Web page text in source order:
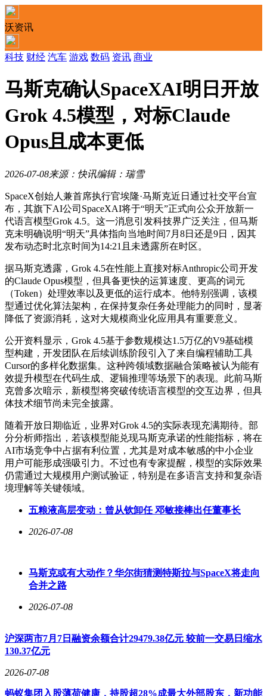
沃资讯
科技 财经 汽车 游戏 数码 资讯 商业
马斯克确认SpaceXAI明日开放
Grok 4.5模型，对标Claude
Opus且成本更低
2026-07-08来源：快讯编辑：瑞雪
SpaceX创始人兼首席执行官埃隆·马斯克近日通过社交平台宣
布，其旗下AI公司SpaceXAI将于“明天”正式向公众开放新一
代语言模型Grok 4.5。这一消息引发科技界广泛关注，但马斯
克未明确说明“明天”具体指向当地时间7月8日还是9日，因其
发布动态时北京时间为14:21且未透露所在时区。
据马斯克透露，Grok 4.5在性能上直接对标Anthropic公司开发
的Claude Opus模型，但具备更快的运算速度、更高的词元
（Token）处理效率以及更低的运行成本。他特别强调，该模
型通过优化算法架构，在保持复杂任务处理能力的同时，显著
降低了资源消耗，这对大规模商业化应用具有重要意义。
公开资料显示，Grok 4.5基于参数规模达1.5万亿的V9基础模
型构建，开发团队在后续训练阶段引入了来自编程辅助工具
Cursor的多样化数据集。这种跨领域数据融合策略被认为能有
效提升模型在代码生成、逻辑推理等场景下的表现。此前马斯
克曾多次暗示，新模型将突破传统语言模型的交互边界，但具
体技术细节尚未完全披露。
随着开放日期临近，业界对Grok 4.5的实际表现充满期待。部
分分析师指出，若该模型能兑现马斯克承诺的性能指标，将在
AI市场竞争中占据有利位置，尤其是对成本敏感的中小企业
用户可能形成强吸引力。不过也有专家提醒，模型的实际效果
仍需通过大规模用户测试验证，特别是在多语言支持和复杂语
境理解等关键领域。
五粮液高层变动：曾从钦卸任 邓敏接棒出任董事长
2026-07-08
马斯克或有大动作？华尔街猜测特斯拉与SpaceX将走向
合并之路
2026-07-08
沪深两市7月7日融资余额合计29479.38亿元 较前一交易日缩水
130.37亿元
2026-07-08
蚂蚁集团入股薄荷健康，持股超28%成最大外部股东，新功能